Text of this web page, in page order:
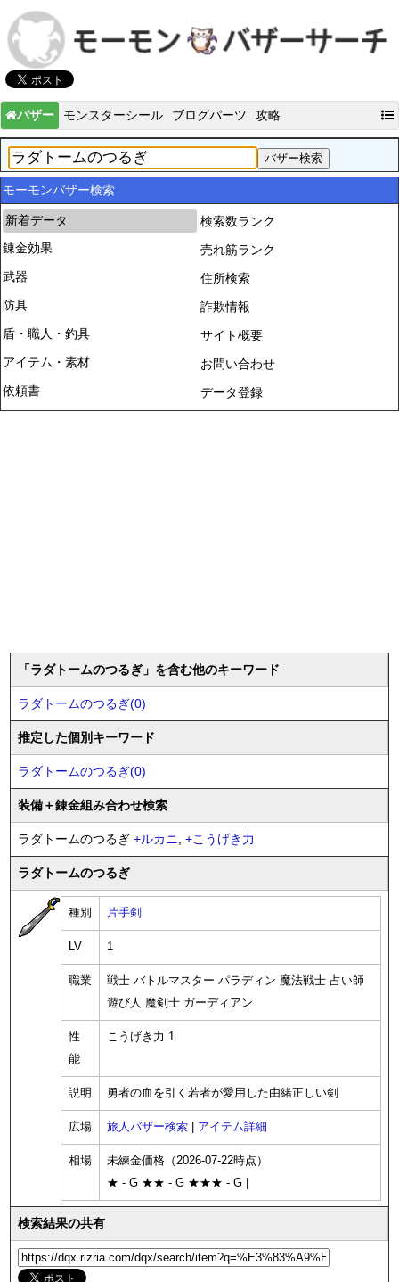
バザー モンスターシール ブログパーツ 攻略
モーモンバザー検索
新着データ
錬金効果
武器
防具
盾・職人・釣具
アイテム・素材
依頼書
検索数ランク
売れ筋ランク
住所検索
詐欺情報
サイト概要
お問い合わせ
データ登録
「ラダトームのつるぎ」を含む他のキーワード
ラダトームのつるぎ(0)
推定した個別キーワード
ラダトームのつるぎ(0)
装備＋錬金組み合わせ検索
ラダトームのつるぎ +ルカニ, +こうげき力
ラダトームのつるぎ
種別 片手剣
LV 1
職業
戦士 バトルマスター パラディン 魔法戦士 占い師
遊び人 魔剣士 ガーディアン
性
能
こうげき力 1
説明 勇者の血を引く若者が愛用した由緒正しい剣
広場 旅人バザー検索 アイテム詳細
相場
未練金価格（2026-07-22時点）
★ - G ★★ - G ★★★ - G |
検索結果の共有